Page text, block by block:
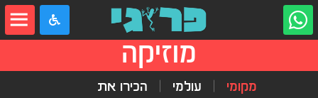
מוזיקה
מקומי עולמי הכירו את